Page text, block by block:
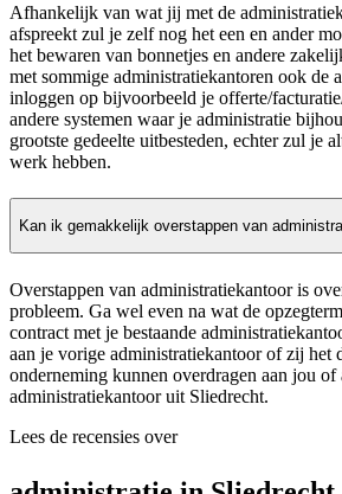
Afhankelijk van wat jij met de
afspreekt zul je zelf nog het een en ander
het bewaren van bonnetjes en andere
met sommige administratiekantoren ook de
inloggen op bijvoorbeeld je offerte/
andere systemen waar je administratie
grootste gedeelte uitbesteden, echter zul je
werk hebben.
Kan ik gemakkelijk overstappen van
Overstappen van administratiekantoor is
probleem. Ga wel even na wat de
contract met je bestaande
aan je vorige administratiekantoor of zij het
onderneming kunnen overdragen aan jou of
administratiekantoor uit Sliedrecht.
Lees de recensies over